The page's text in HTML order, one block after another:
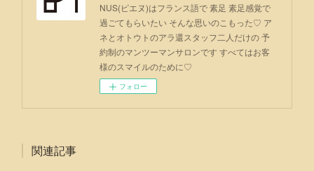
NUS(ピエヌ)はフランス語で 素足 素足感覚で
過ごてもらいたい そんな思いのこもった♡ ア
ネとオトウトのアラ還スタッフ二人だけの 予
約制のマンツーマンサロンです すべてはお客
様のスマイルのために♡
フォロー
関連記事